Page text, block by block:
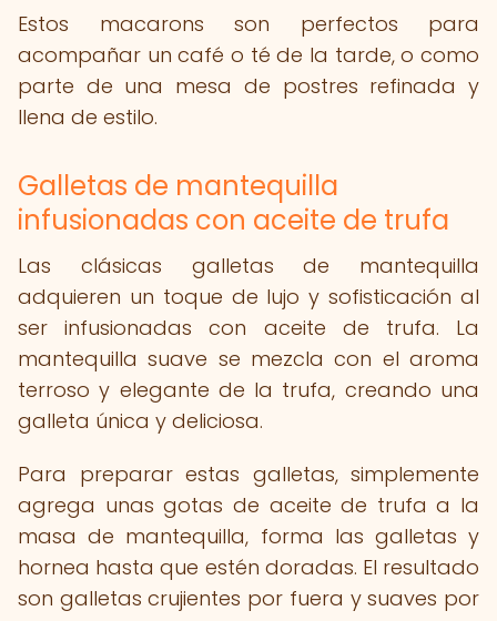
Estos macarons son perfectos para
acompañar un café o té de la tarde, o como
parte de una mesa de postres refinada y
llena de estilo.
Galletas de mantequilla
infusionadas con aceite de trufa
Las clásicas galletas de mantequilla
adquieren un toque de lujo y sofisticación al
ser infusionadas con aceite de trufa. La
mantequilla suave se mezcla con el aroma
terroso y elegante de la trufa, creando una
galleta única y deliciosa.
Para preparar estas galletas, simplemente
agrega unas gotas de aceite de trufa a la
masa de mantequilla, forma las galletas y
hornea hasta que estén doradas. El resultado
son galletas crujientes por fuera y suaves por